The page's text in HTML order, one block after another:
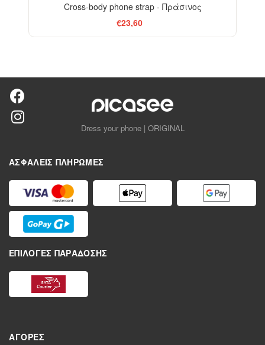
Cross-body phone strap - Πράσινος
€23,60
Dress your phone | ORIGINAL
ΑΣΦΑΛΕΊΣ ΠΛΗΡΩΜΈΣ
ΕΠΙΛΟΓΈΣ ΠΑΡΆΔΟΣΗΣ
ΑΓΟΡΈΣ